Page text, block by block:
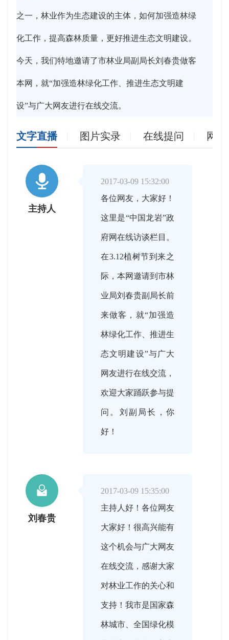
之一，林业作为生态建设的主体，如何加强造林绿
化工作，提高森林质量，更好推进生态文明建设。
今天，我们特地邀请了市林业局副局长刘春贵做客
本网，就“加强造林绿化工作、推进生态文明建
设”与广大网友进行在线交流。
文字直播 图片实录 在线提问 网

主持人
2017-03-09 15:32:00
各位网友，大家好！
这里是“中国龙岩”政
府网在线访谈栏目。
在3.12植树节到来之
际，本网邀请到市林
业局刘春贵副局长前
来做客，就“加强造
林绿化工作、推进生
态文明建设”与广大
网友进行在线交流，
欢迎大家踊跃参与提
问。刘副局长，你
好！

刘春贵
2017-03-09 15:35:00
主持人好！各位网友
大家好！很高兴能有
这个机会与广大网友
在线交流，感谢大家
对林业工作的关心和
支持！我市是国家森
林城市、全国绿化模